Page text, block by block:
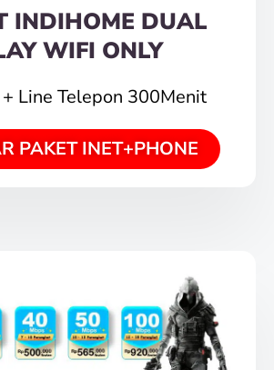
INDIHOME DUAL
WIFI ONLY
Line Telepon 300Menit
PAKET INET+PHONE